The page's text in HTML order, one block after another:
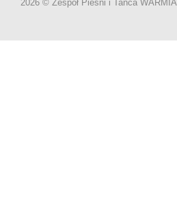
2026 © Zespół Pieśni i Tańca WARMIA